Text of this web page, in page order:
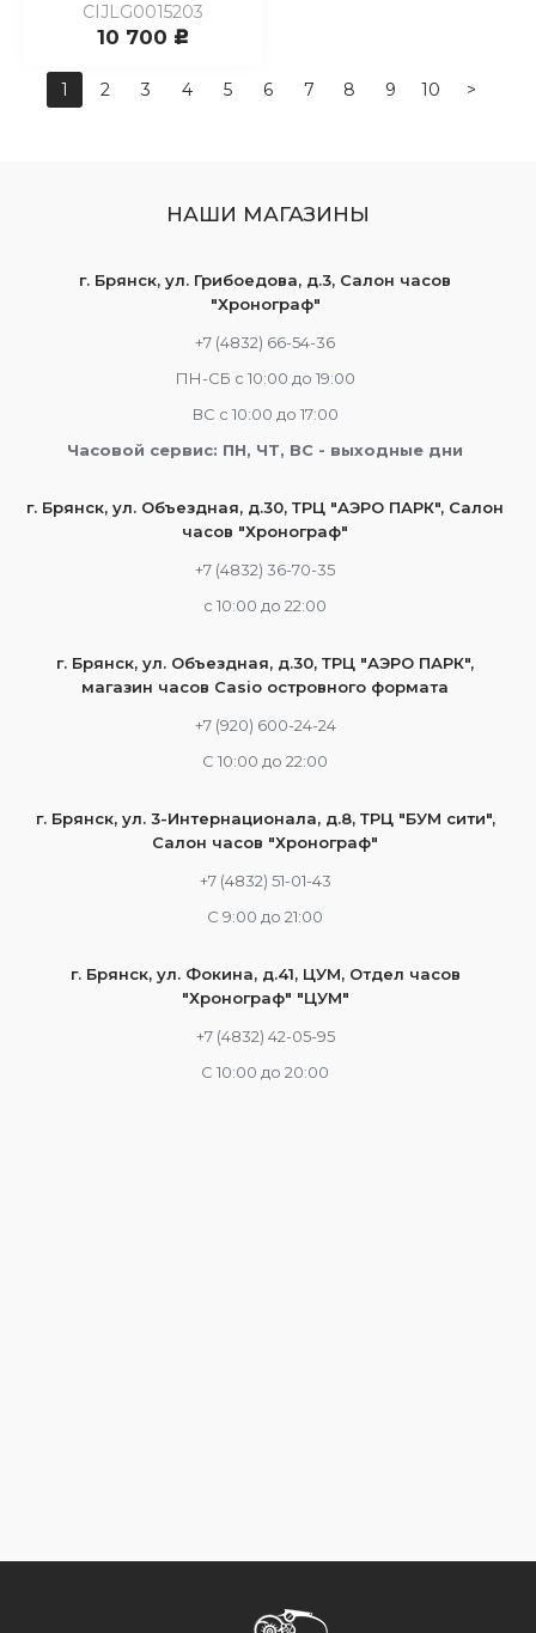
CIJLG0015203
10 700 c
1 2 3 4 5 6 7 8 9 10 >
НАШИ МАГАЗИНЫ
г. Брянск, ул. Грибоедова, д.3, Салон часов
"Хронограф"
+7 (4832) 66-54-36
ПН-СБ с 10:00 до 19:00
ВС с 10:00 до 17:00
Часовой сервис: ПН, ЧТ, ВС - выходные дни
г. Брянск, ул. Объездная, д.30, ТРЦ "АЭРО ПАРК", Салон
часов "Хронограф"
+7 (4832) 36-70-35
c 10:00 до 22:00
г. Брянск, ул. Объездная, д.30, ТРЦ "АЭРО ПАРК",
магазин часов Casio островного формата
+7 (920) 600-24-24
С 10:00 до 22:00
г. Брянск, ул. 3-Интернационала, д.8, ТРЦ "БУМ сити",
Салон часов "Хронограф"
+7 (4832) 51-01-43
С 9:00 до 21:00
г. Брянск, ул. Фокина, д.41, ЦУМ, Отдел часов
"Хронограф" "ЦУМ"
+7 (4832) 42-05-95
С 10:00 до 20:00